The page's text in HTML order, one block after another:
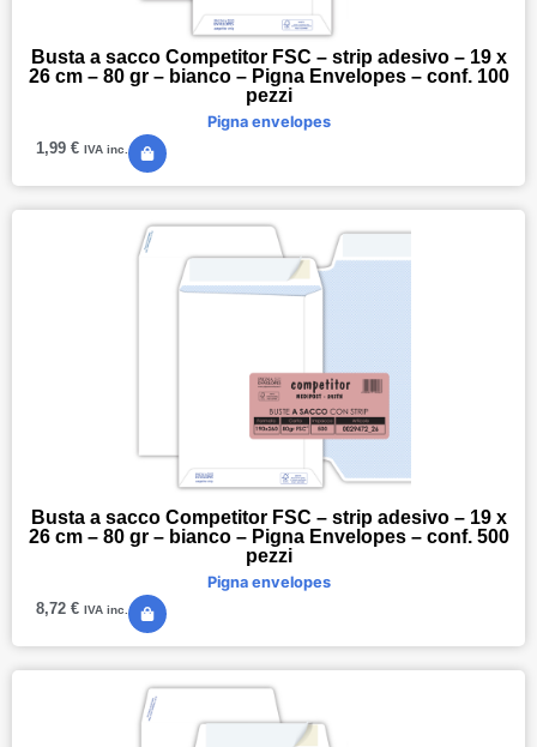
Busta a sacco Competitor FSC – strip adesivo – 19 x
26 cm – 80 gr – bianco – Pigna Envelopes – conf. 100
pezzi
Pigna envelopes
1,99 € IVA inc.
Busta a sacco Competitor FSC – strip adesivo – 19 x
26 cm – 80 gr – bianco – Pigna Envelopes – conf. 500
pezzi
Pigna envelopes
8,72 € IVA inc.